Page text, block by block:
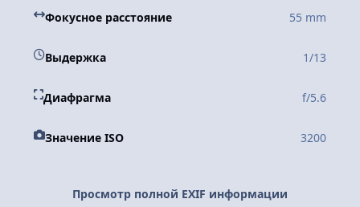
Фокусное расстояние 55 mm
Выдержка 1/13
Диафрагма f/5.6
Значение ISO 3200
Просмотр полной EXIF информации